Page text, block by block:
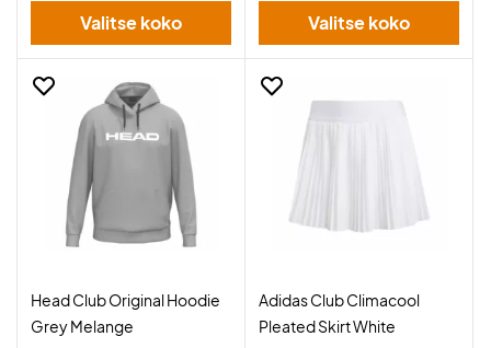
Valitse koko Valitse koko
Head Club Original Hoodie
Grey Melange
Adidas Club Climacool
Pleated Skirt White